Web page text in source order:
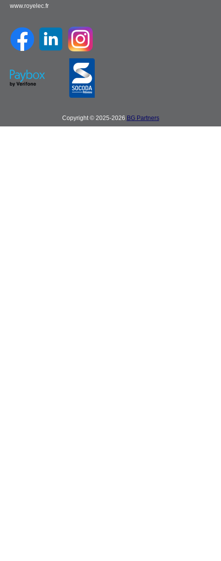
www.royelec.fr
Copyright © 2025-2026 BG Partners